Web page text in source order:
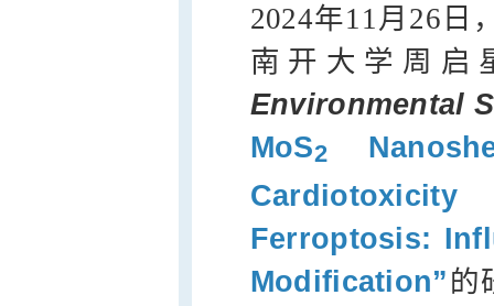
2024年11月26日
南开大学周启
Environmental
MoS2
Ferroptosis:
Modification” 的